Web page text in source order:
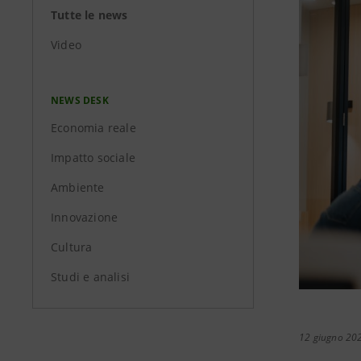
Tutte le news
Video
NEWS DESK
Economia reale
Impatto sociale
Ambiente
Innovazione
Cultura
Studi e analisi
12 giugno